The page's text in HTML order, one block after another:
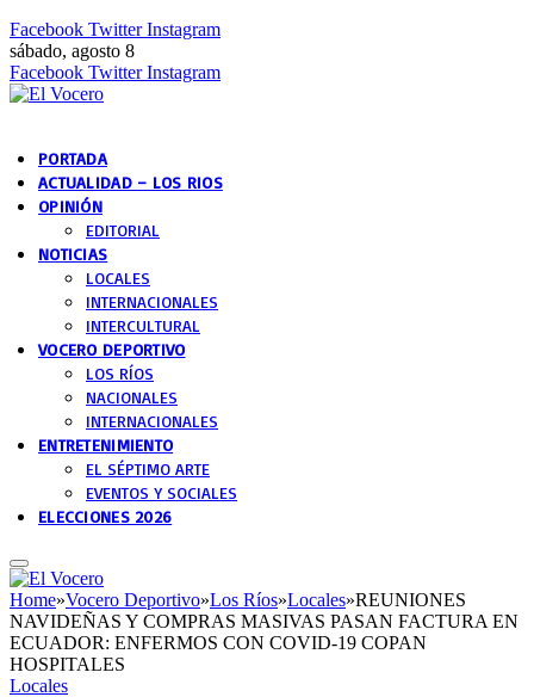
Facebook Twitter Instagram
sábado, agosto 8
Facebook Twitter Instagram
PORTADA
ACTUALIDAD – LOS RIOS
OPINIÓN
EDITORIAL
NOTICIAS
LOCALES
INTERNACIONALES
INTERCULTURAL
VOCERO DEPORTIVO
LOS RÍOS
NACIONALES
INTERNACIONALES
ENTRETENIMIENTO
EL SÉPTIMO ARTE
EVENTOS Y SOCIALES
ELECCIONES 2026
Home»Vocero Deportivo»Los Ríos»Locales»REUNIONES
NAVIDEÑAS Y COMPRAS MASIVAS PASAN FACTURA EN
ECUADOR: ENFERMOS CON COVID-19 COPAN
HOSPITALES
Locales